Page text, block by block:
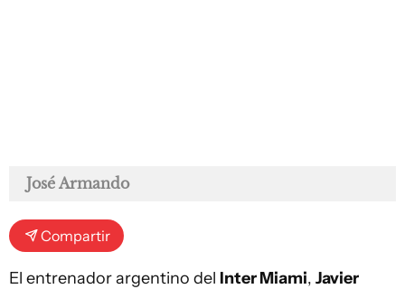
José Armando
Compartir
El entrenador argentino del Inter Miami, Javier